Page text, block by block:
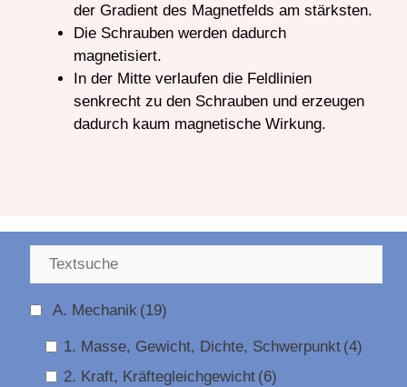
der Gradient des Magnetfelds am stärksten.
Die Schrauben werden dadurch
magnetisiert.
In der Mitte verlaufen die Feldlinien
senkrecht zu den Schrauben und erzeugen
dadurch kaum magnetische Wirkung.
A. Mechanik (19)
1. Masse, Gewicht, Dichte, Schwerpunkt (4)
2. Kraft, Kräftegleichgewicht (6)